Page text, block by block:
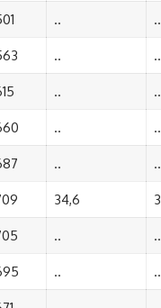
.. ..
.. ..
.. ..
.. ..
.. ..
34,6
.. ..
.. ..